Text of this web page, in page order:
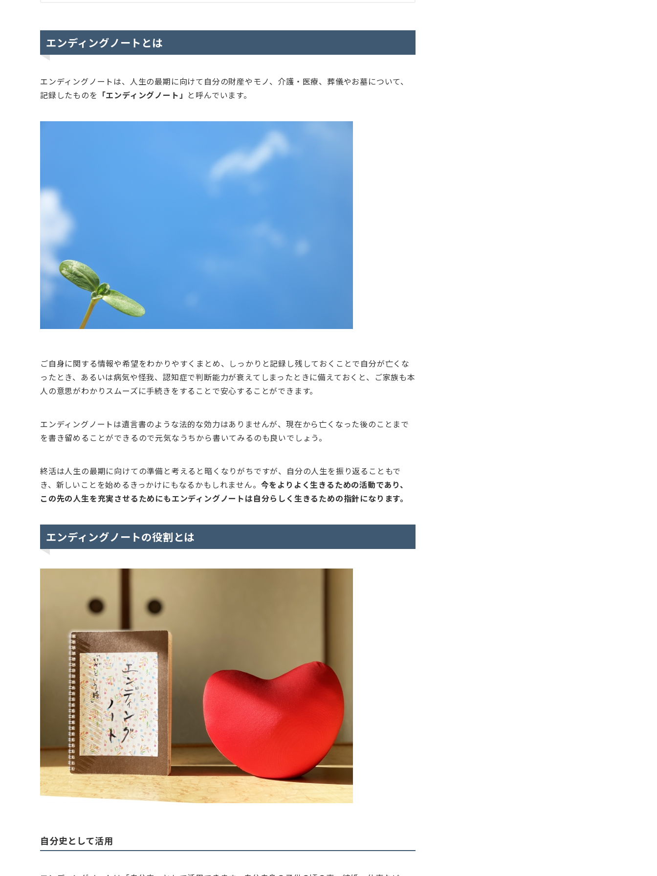
エンディングノートとは
エンディングノートは、人生の最期に向けて自分の財産やモノ、介護・医療、葬儀やお墓について、
記録したものを 「エンディングノート」 と呼んでいます。
ご自身に関する情報や希望をわかりやすくまとめ、しっかりと記録し残しておくことで自分が亡くな
ったとき、あるいは病気や怪我、認知症で判断能力が衰えてしまったときに備えておくと、ご家族も本
人の意思がわかりスムーズに手続きをすることで安心することができます。
エンディングノートは遺言書のような法的な効力はありませんが、現在から亡くなった後のことまで
を書き留めることができるので元気なうちから書いてみるのも良いでしょう。
終活は人生の最期に向けての準備と考えると暗くなりがちですが、自分の人生を振り返ることもで
き、新しいことを始めるきっかけにもなるかもしれません。 今をよりよく生きるための活動であり、
この先の人生を充実させるためにもエンディングノートは自分らしく生きるための指針になります。
エンディングノートの役割とは
自分史として活用